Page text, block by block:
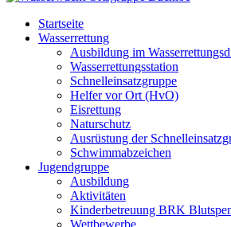
Startseite
Wasserrettung
Ausbildung im
Wasserrettungsstation
Schnelleinsatzgruppe
Helfer vor Ort (HvO)
Eisrettung
Naturschutz
Ausrüstung der
Schwimmabzeichen
Jugendgruppe
Ausbildung
Aktivitäten
Kinderbetreuung BRK
Wettbewerbe